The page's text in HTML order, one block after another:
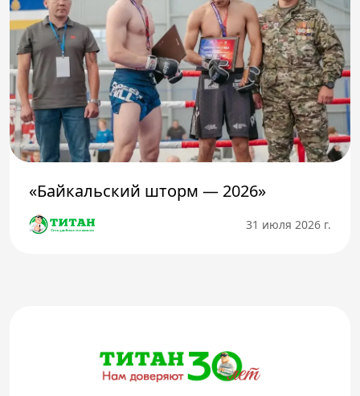
«Байкальский шторм — 2026»
31 июля 2026 г.